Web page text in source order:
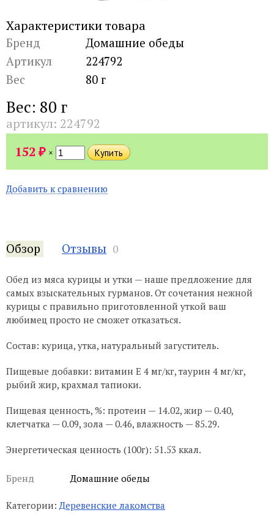
Характеристики товара
Бренд
Домашние обеды
Артикул
224792
Вес
80 г
Вес: 80 г
артикул: 224792
152 ₽ ×
Добавить к сравнению
Обзор Отзывы 0
Обед из мяса курицы и утки — наше предложение для
самых взыскательных гурманов. От сочетания нежной
курицы с правильно приготовленной уткой ваш
любимец просто не сможет отказаться.
Состав: курица, утка, натуральный загуститель.
Пищевые добавки: витамин Е 4 мг/кг, таурин 4 мг/кг,
рыбий жир, крахмал тапиоки.
Пищевая ценность, %: протеин — 14.02, жир — 0.40,
клетчатка — 0.09, зола — 0.46, влажность — 85.29.
Энергетическая ценность (100г): 51.53 ккал.
Бренд Домашние обеды
Категории: Деревенские лакомства